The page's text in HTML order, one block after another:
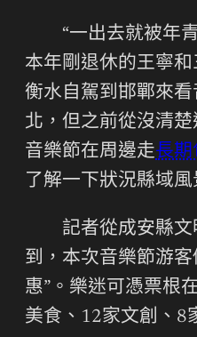
“一出去就被年
本年剛退休的王寧
衡水自駕到邯鄲來
北，但之前從沒清
音樂節在周邊走長期
了解一下狀況縣域風
記者從成安縣
到，本次音樂節游
惠”。樂迷可憑票根
美食、12家文創、8